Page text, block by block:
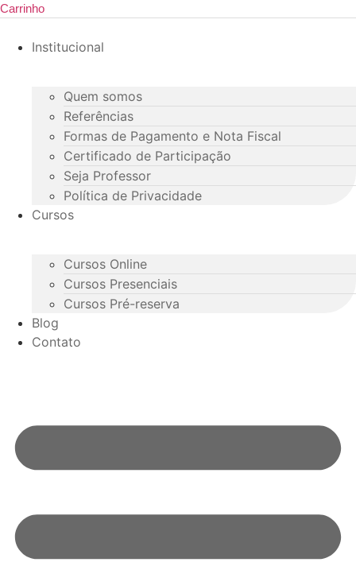
Carrinho
Institucional
Quem somos
Referências
Formas de Pagamento e Nota Fiscal
Certificado de Participação
Seja Professor
Política de Privacidade
Cursos
Cursos Online
Cursos Presenciais
Cursos Pré-reserva
Blog
Contato